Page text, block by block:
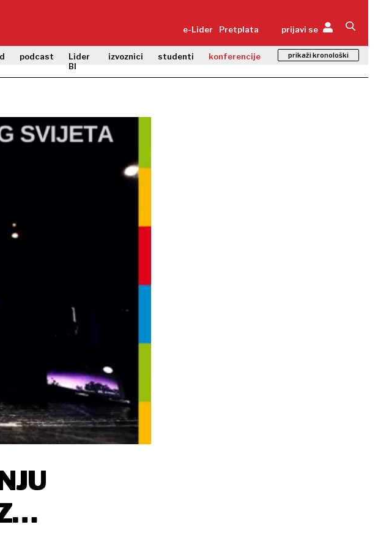
e-Lider Pretplata prijavi se
podcast
Lider
BI
izvoznici studenti konferencije prikaži kronološki